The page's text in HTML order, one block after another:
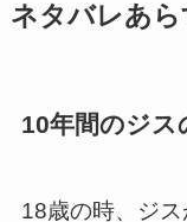
ネタバレあ
10年間のジス
18歳の時、ジ